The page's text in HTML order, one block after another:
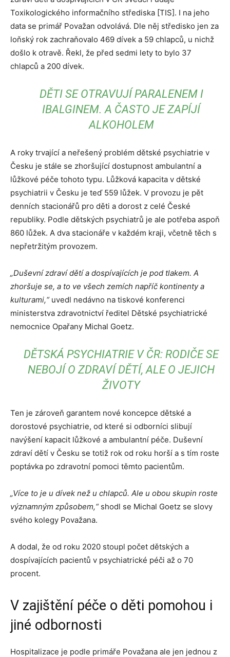
Toxikologického informačního střediska [TIS]. I na jeho
data se primář Považan odvolává. Dle něj středisko jen za
loňský rok zachraňovalo 469 dívek a 59 chlapců, u nichž
došlo k otravě. Řekl, že před sedmi lety to bylo 37
chlapců a 200 dívek.
DĚTI SE OTRAVUJÍ PARALENEM I
IBALGINEM. A ČASTO JE ZAPÍJÍ
ALKOHOLEM
A roky trvající a neřešený problém dětské psychiatrie v
Česku je stále se zhoršující dostupnost ambulantní a
lůžkové péče tohoto typu. Lůžková kapacita v dětské
psychiatrii v Česku je teď 559 lůžek. V provozu je pět
denních stacionářů pro děti a dorost z celé České
republiky. Podle dětských psychiatrů je ale potřeba aspoň
860 lůžek. A dva stacionáře v každém kraji, včetně těch s
nepřetržitým provozem.
„Duševní zdraví dětí a dospívajících je pod tlakem. A
zhoršuje se, a to ve všech zemích napříč kontinenty a
kulturami,“uvedl nedávno na tiskové konferenci
ministerstva zdravotnictví ředitel Dětské psychiatrické
nemocnice Opařany Michal Goetz.
DĚTSKÁ PSYCHIATRIE V ČR: RODIČE SE
NEBOJÍ O ZDRAVÍ DĚTÍ, ALE O JEJICH
ŽIVOTY
Ten je zároveň garantem nové koncepce dětské a
dorostové psychiatrie, od které si odborníci slibují
navýšení kapacit lůžkové a ambulantní péče. Duševní
zdraví dětí v Česku se totiž rok od roku horší a s tím roste
poptávka po zdravotní pomoci těmto pacientům.
„Více to je u dívek než u chlapců. Ale u obou skupin roste
významným způsobem,“shodl se Michal Goetz se slovy
svého kolegy Považana.
A dodal, že od roku 2020 stoupl počet dětských a
dospívajících pacientů v psychiatrické péči až o 70
procent.
V zajištění péče o děti pomohou i
jiné odbornosti
Hospitalizace je podle primáře Považana ale jen jednou z